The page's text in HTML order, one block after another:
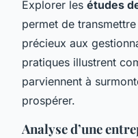
Explorer les études
permet de
précieux aux
pratiques illustrent
parviennent à
prospérer.
Analyse d’une